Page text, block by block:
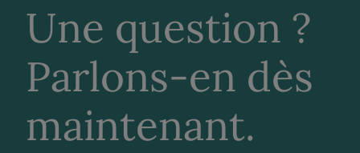
Une question ?
Parlons-en dès
maintenant.